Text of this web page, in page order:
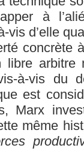
à
d’elle
concrète
arbitre
à-vis du
est
Marx
même